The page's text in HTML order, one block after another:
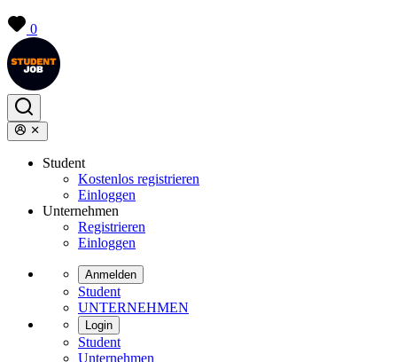
0
Student
Kostenlos registrieren
Einloggen
Unternehmen
Registrieren
Einloggen
Anmelden
Student
UNTERNEHMEN
Login
Student
Unternehmen